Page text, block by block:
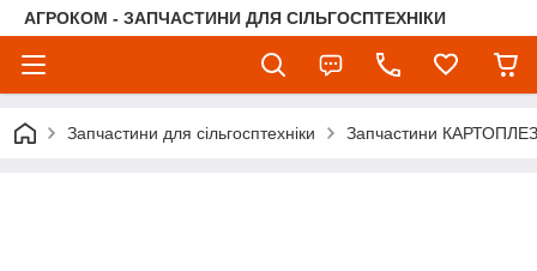
АГРОКОМ - ЗАПЧАСТИНИ ДЛЯ СІЛЬГОСПТЕХНІКИ
Запчастини для сільгосптехніки Запчастини